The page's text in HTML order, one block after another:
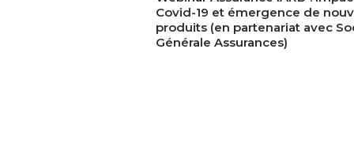
navigation
Covid-19 et émergence de
produits (en partenariat avec
Générale Assurances)